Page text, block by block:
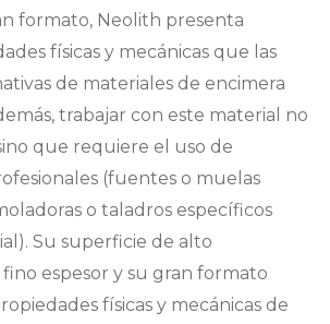
formato, Neolith presenta
físicas y mecánicas que las
de materiales de encimera
trabajar con este material no
que requiere el uso de
(fuentes o muelas
o taladros específicos
Su superficie de alto
espesor y su gran formato
físicas y mecánicas de